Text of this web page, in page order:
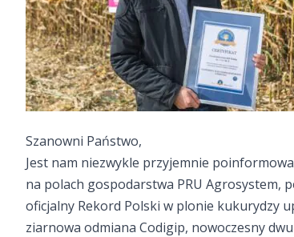
Szanowni Państwo,
Jest nam niezwykle przyjemnie
na polach gospodarstwa PRU Agrosystem,
oficjalny Rekord Polski w plonie kukurydzy
ziarnowa odmiana Codigip, nowoczesny